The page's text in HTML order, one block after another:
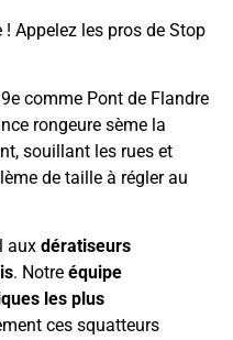
Appelez les pros de Stop
comme Pont de Flandre
rongeure sème la
souillant les rues et
de taille à régler au
aux dératiseurs
. Notre équipe
les plus
ces squatteurs